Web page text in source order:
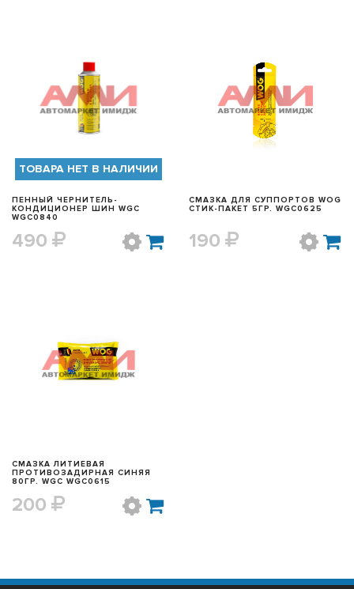
БЫСТРЫЙ ПРОСМОТР
ТОВАРА НЕТ В НАЛИЧИИ
ПЕННЫЙ ЧЕРНИТЕЛЬ-
КОНДИЦИОНЕР ШИН WGC
WGC0840
490
БЫСТРЫЙ ПРОСМОТР
СМАЗКА ДЛЯ СУППОРТОВ WOG
СТИК-ПАКЕТ 5ГР. WGC0625
190
БЫСТРЫЙ ПРОСМОТР
СМАЗКА ЛИТИЕВАЯ
ПРОТИВОЗАДИРНАЯ СИНЯЯ
80ГР. WGC WGC0615
200